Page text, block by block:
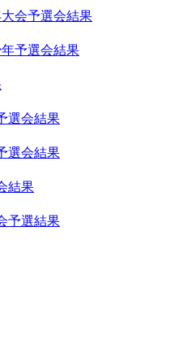
会予選会結果
予選会結果
選会結果
選会結果
結果
予選結果